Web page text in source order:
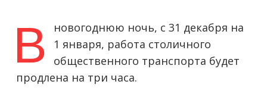
В
новогоднюю ночь, с 31 декабря на
1 января, работа столичного
общественного транспорта будет
продлена на три часа.